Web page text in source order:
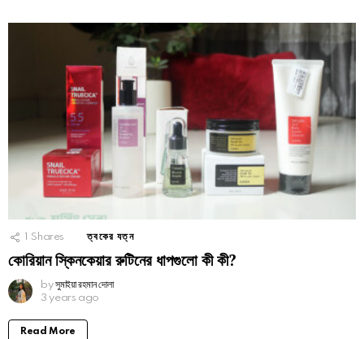
1 Shares ত্বকের যত্ন
কোরিয়ান স্কিনকেয়ার রুটিনের ধাপগুলো কী কী?
by সুমাইয়া রহমান দোলা
3 years ago
Read More